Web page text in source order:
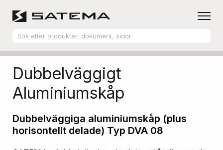
Produktsortiment Aluminiumskåp
Dubbelväggigt
Aluminiumskåp
Dubbelväggiga aluminiumskåp (plus
horisontellt delade) Typ DVA 08